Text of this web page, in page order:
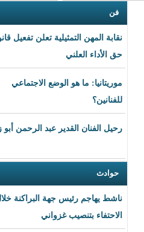
تعلن تفعيل قانون
الوضع الاجتماعي
عبد الرحمن أبو زهرة
جهة البراكنة خلال
غزواني